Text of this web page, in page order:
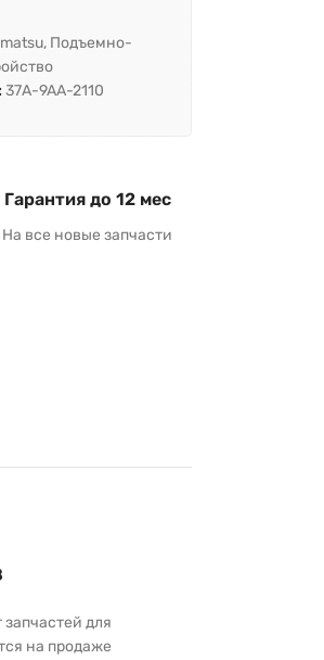
, Подъемно-
37A-9AA-2110
Гарантия до 12 мес
На все новые запчасти
для
на продаже